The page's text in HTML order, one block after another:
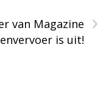
›
van Magazine
is uit!